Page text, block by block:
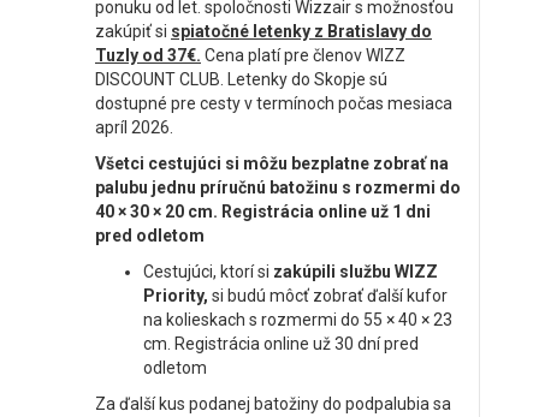
ponuku od let. spoločnosti Wizzair s možnosťou
zakúpiť si spiatočné letenky z Bratislavy do
Tuzly od 37€. Cena platí pre členov WIZZ
DISCOUNT CLUB. Letenky do Skopje sú
dostupné pre cesty v termínoch počas mesiaca
apríl 2026.
Všetci cestujúci si môžu bezplatne zobraťna
palubu jednu príručnú batožinu s rozmermi do
40 × 30 × 20 cm. Registrácia online už 1 dni
pred odletom
Cestujúci, ktorí si zakúpili službu WIZZ
Priority, si budú môcť zobrať ďalší kufor
na kolieskach s rozmermi do 55 × 40 × 23
cm. Registrácia online už 30 dní pred
odletom
Za ďalší kus podanej batožiny do podpalubia sa